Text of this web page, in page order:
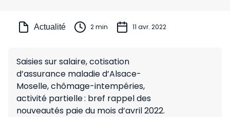
Actualité 2 min 11 avr. 2022
Saisies sur salaire, cotisation
d’assurance maladie d’Alsace-
Moselle, chômage-intempéries,
activité partielle : bref rappel des
nouveautés paie du mois d’avril 2022.